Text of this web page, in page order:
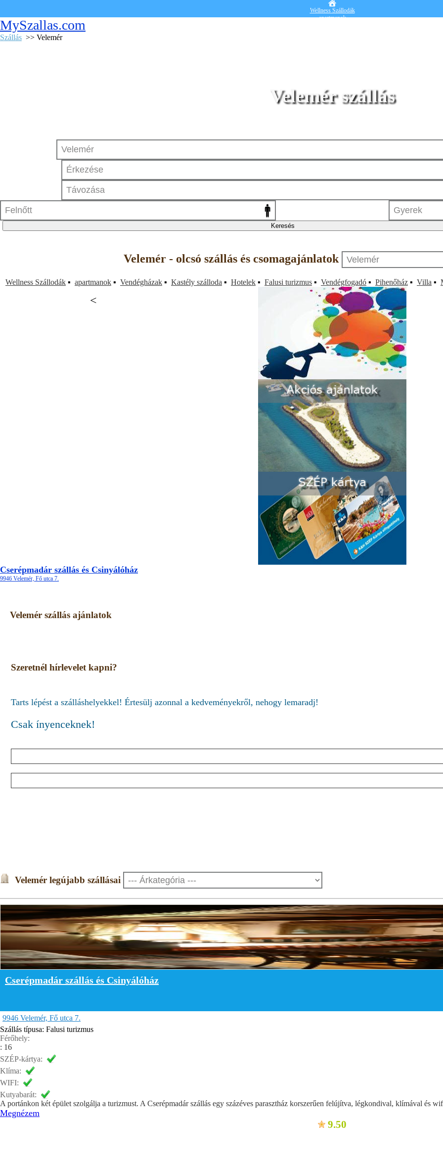
Wellness Szállodák
apartmanok
MySzallas.com
Szállás >> Velemér
Velemér szállás
<
Velemér - olcsó szállás és csomagajánlatok
Wellness Szállodák ▪ apartmanok ▪ Vendégházak ▪ Kastély szálloda ▪ Hotelek ▪ Falusi turizmus ▪ Vendégfogadó ▪ Pihenőház ▪ Villa ▪
Cserépmadár szállás és Csinyálóház
9946 Velemér, Fő utca 7.
Velemér szállás ajánlatok
Szeretnél hírlevelet kapni?
Tarts lépést a szálláshelyekkel! Értesülj azonnal a kedveményekről, nehogy lemaradj!
Csak ínyenceknek!
Velemér legújabb szállásai
Cserépmadár szállás és Csinyálóház
9946 Velemér, Fő utca 7.
Szállás típusa: Falusi turizmus
Férőhely:
: 16
SZÉP-kártya:
Klíma:
WIFI:
Kutyabarát:
A portánkon két épület szolgálja a turizmust. A Cserépmadár szállás egy százéves parasztház korszerűen felújítva, légkondival, klímával és
Megnézem
9.50